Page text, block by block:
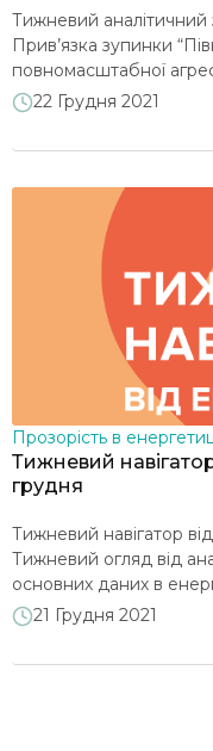
Тижневий аналітичний
Прив’язка зупинки
повномасштабної
реальних загроз
з Білорусі дозволяє
може слугувати ще
“енергетичних”
22 Грудня 2021
Прозорість в
Тижневий
грудня
Тижневий навігатор
Тижневий огляд від
основних даних в
на порталі Energy
електроенергії
21 Грудня 2021